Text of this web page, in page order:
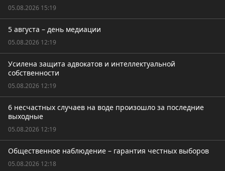
05.08.2026 15:19
5 августа – день медиации
05.08.2026 12:19
Усилена защита адвокатов и интеллектуальной
собственности
05.08.2026 12:19
6 несчастных случаев на воде произошло за последние
выходные
05.08.2026 12:19
Общественное наблюдение – гарантия честных выборов
05.08.2026 12:18